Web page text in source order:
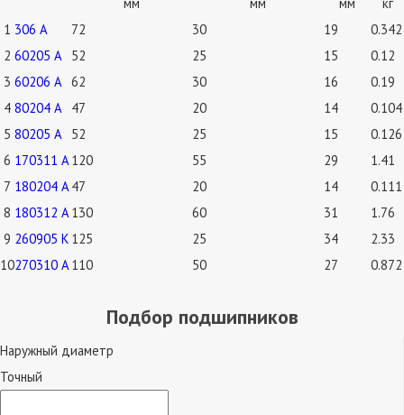
1 306 А 72 30 19
0.342
2 60205 А 52 25 15
0.12
3 60206 А 62 30 16
0.19
4 80204 А 47 20 14
0.104
5 80205 А 52 25 15
0.126
6 170311 А120 55 29
1.41
7 180204 А47 20 14
0.111
8 180312 А130 60 31
1.76
9 260905 К 125 25 34
2.33
10270310 А110 50 27 0.872
Подбор подшипников
Наружный диаметр
Точный